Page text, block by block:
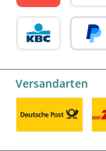
Satispay by mollie
Versandarten